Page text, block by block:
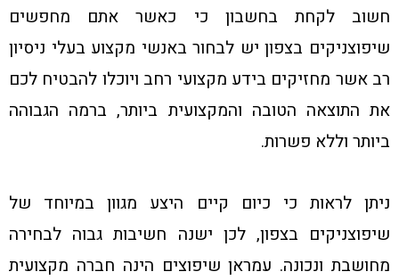
חשוב לקחת בחשבון כי כאשר אתם מחפשים
שיפוצניקים בצפון יש לבחור באנשי מקצוע בעלי ניסיון
רב אשר מחזיקים בידע מקצועי רחב ויוכלו להבטיח לכם
את התוצאה הטובה והמקצועית ביותר, ברמה הגבוהה
ביותר וללא פשרות.
ניתן לראות כי כיום קיים היצע מגוון במיוחד של
שיפוצניקים בצפון, לכן ישנה חשיבות גבוה לבחירה
מחושבת ונכונה. עמראן שיפוצים הינה חברה מקצועית